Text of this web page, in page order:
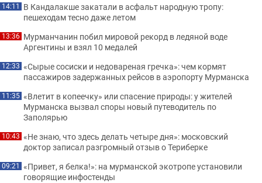
14:11 В Кандалакше закатали в асфальт народную тропу:
пешеходам тесно даже летом
13:36 Мурманчанин побил мировой рекорд в ледяной воде
Аргентины и взял 10 медалей
12:33 «Сырые сосиски и недовареная гречка»: чем кормят
пассажиров задержанных рейсов в аэропорту Мурманска
11:35 «Влетит в копеечку» или спасение природы: у жителей
Мурманска вызвал споры новый путеводитель по
Заполярью
10:43 «Не знаю, что здесь делать четыре дня»: московский
доктор записал разгромный отзыв о Териберке
09:21 «Привет, я белка!»: на мурманской экотропе установили
говорящие инфостенды